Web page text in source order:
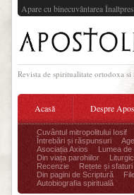
Apare cu binecuvântarea
Revista de spiritualitate ortodoxa
Acasă Despre
Cuvântul mitropolitului Iosif
Întrebări și răspunsuri
Asociația Axios
Lumea de
Din viața parohiilor
Recenzie
Rețete și
Din pagini de Scriptură
Autobiografia spirituală